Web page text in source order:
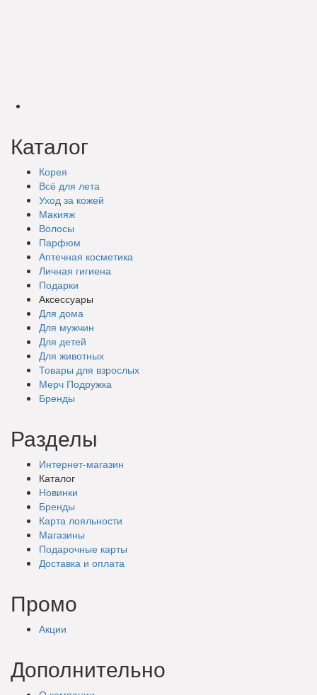
Каталог
Корея
Всё для лета
Уход за кожей
Макияж
Волосы
Парфюм
Аптечная косметика
Личная гигиена
Подарки
Аксессуары
Для дома
Для мужчин
Для детей
Для животных
Товары для взрослых
Мерч Подружка
Бренды
Разделы
Интернет-магазин
Каталог
Новинки
Бренды
Карта лояльности
Магазины
Подарочные карты
Доставка и оплата
Промо
Акции
Дополнительно